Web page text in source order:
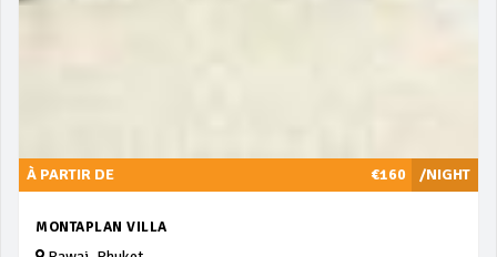
/NIGHT
À PARTIR DE €160
MONTAPLAN VILLA